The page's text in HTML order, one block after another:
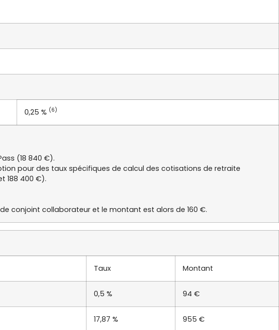
0,25 % (6)
(18 840 €).
pour des taux spécifiques de calcul des cotisations de retraite
188 400 €).
conjoint collaborateur et le montant est alors de 160 €.
Taux Montant
0,5 % 94 €
17,87 % 955 €